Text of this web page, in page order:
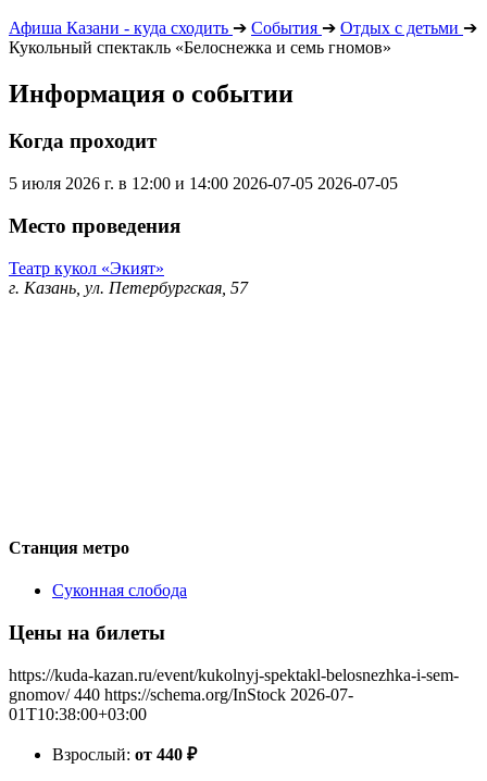
Афиша Казани - куда сходить ➔ События ➔ Отдых с детьми ➔
Кукольный спектакль «Белоснежка и семь гномов»
Информация о событии
Когда проходит
5 июля 2026 г. в 12:00 и 14:00 2026-07-05 2026-07-05
Место проведения
Театр кукол «Экият»
г. Казань, ул. Петербургская, 57
Станция метро
Суконная слобода
Цены на билеты
https://kuda-kazan.ru/event/kukolnyj-spektakl-belosnezhka-i-sem-
gnomov/ 440 https://schema.org/InStock 2026-07-
01T10:38:00+03:00
Взрослый: от 440 ₽